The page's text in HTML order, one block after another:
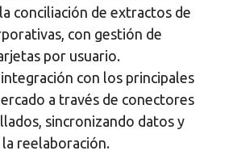
conciliación de extractos de
con gestión de
por usuario.
con los principales
a través de conectores
sincronizando datos y
reelaboración.